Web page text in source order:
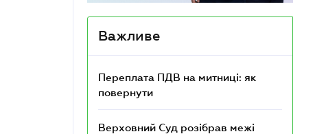
Важливе
Переплата ПДВ на митниці: як
повернути
Верховний Суд розібрав межі